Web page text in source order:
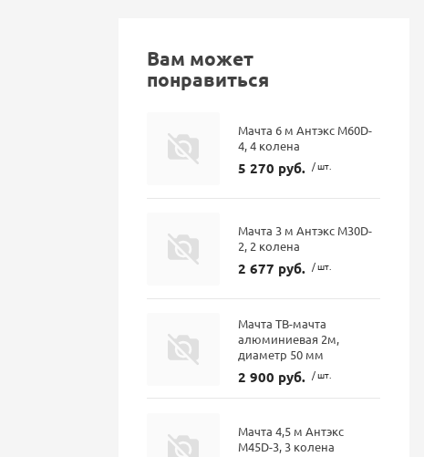
Вам может
понравиться
Мачта 6 м Антэкс M60D-
4, 4 колена
5 270 руб. / шт.
Мачта 3 м Антэкс M30D-
2, 2 колена
2 677 руб. / шт.
Мачта ТВ-мачта
алюминиевая 2м,
диаметр 50 мм
2 900 руб. / шт.
Мачта 4,5 м Антэкс
M45D-3, 3 колена